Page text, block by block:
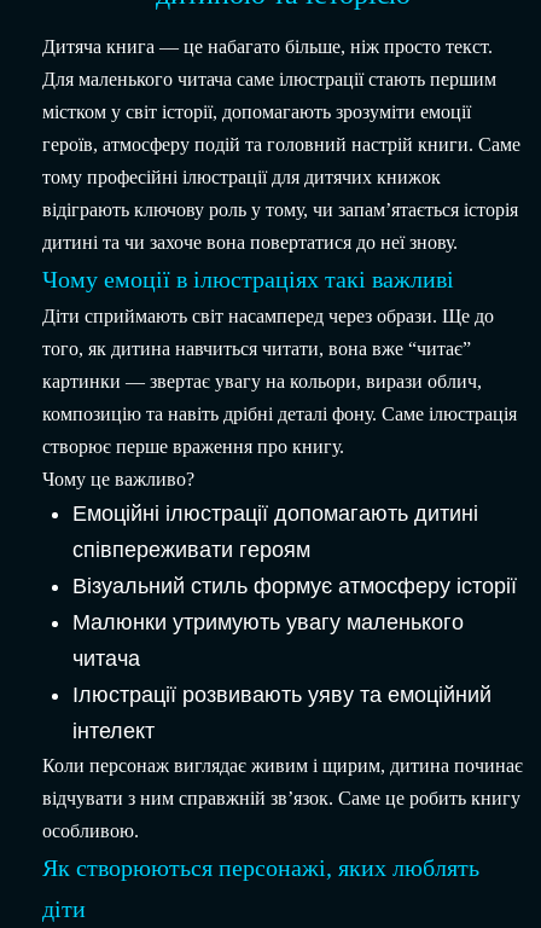
Дитяча книга — це набагато більше, ніж просто текст.
Для маленького читача саме ілюстрації стають першим
містком у світ історії, допомагають зрозуміти емоції
героїв, атмосферу подій та головний настрій книги. Саме
тому професійні ілюстрації для дитячих книжок
відіграють ключову роль у тому, чи запам’ятається історія
дитині та чи захоче вона повертатися до неї знову.
Чому емоції в ілюстраціях такі важливі
Діти сприймають світ насамперед через образи. Ще до
того, як дитина навчиться читати, вона вже “читає”
картинки — звертає увагу на кольори, вирази облич,
композицію та навіть дрібні деталі фону. Саме ілюстрація
створює перше враження про книгу.
Чому це важливо?
Емоційні ілюстрації допомагають дитині
співпереживати героям
Візуальний стиль формує атмосферу історії
Малюнки утримують увагу маленького
читача
Ілюстрації розвивають уяву та емоційний
інтелект
Коли персонаж виглядає живим і щирим, дитина починає
відчувати з ним справжній зв’язок. Саме це робить книгу
особливою.
Як створюються персонажі, яких люблять
діти